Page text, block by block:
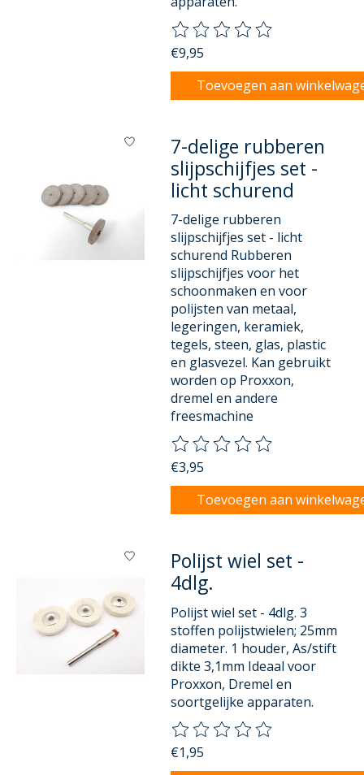
De beoordeling van dit
€9,95
Toevoegen aan
7-delige rubberen
slijpschijfjes set -
licht schurend
7-delige rubberen
slijpschijfjes set - licht
schurend Rubberen
slijpschijfjes voor het
schoonmaken en voor
polijsten van metaal,
legeringen, keramiek,
tegels, steen, glas, plastic
en glasvezel. Kan gebruikt
worden op Proxxon,
dremel en andere
freesmachine
De beoordeling van dit
€3,95
Toevoegen aan
Polijst wiel set -
4dlg.
Polijst wiel set - 4dlg. 3
stoffen polijstwielen; 25mm
diameter. 1 houder, As/stift
dikte 3,1mm Ideaal voor
Proxxon, Dremel en
soortgelijke apparaten.
De beoordeling van dit
€1,95